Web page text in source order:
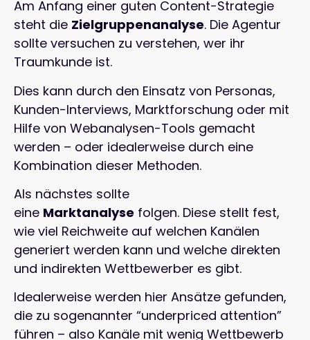
Am Anfang einer guten Content-Strategie
steht die Zielgruppenanalyse. Die Agentur
sollte versuchen zu verstehen, wer ihr
Traumkunde ist.
Dies kann durch den Einsatz von Personas,
Kunden-Interviews, Marktforschung oder mit
Hilfe von Webanalysen-Tools gemacht
werden – oder idealerweise durch eine
Kombination dieser Methoden.
Als nächstes sollte
eine Marktanalyse folgen. Diese stellt fest,
wie viel Reichweite auf welchen Kanälen
generiert werden kann und welche direkten
und indirekten Wettbewerber es gibt.
Idealerweise werden hier Ansätze gefunden,
die zu sogenannter “underpriced attention”
führen – also Kanäle mit wenig Wettbewerb